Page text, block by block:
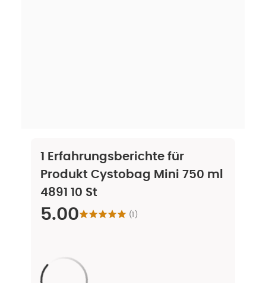
1
Erfahrungsberichte für
Produkt Cystobag Mini 750 ml
4891 10 St
5.00 (1)